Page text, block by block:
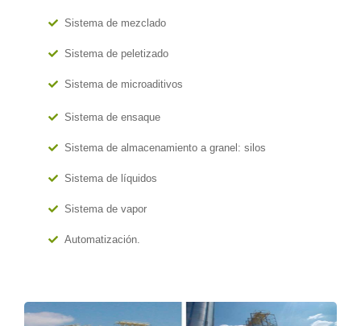
Sistema de mezclado
Sistema de peletizado
Sistema de microaditivos
Sistema de ensaque
Sistema de almacenamiento a granel: silos
Sistema de líquidos
Sistema de vapor
Automatización.